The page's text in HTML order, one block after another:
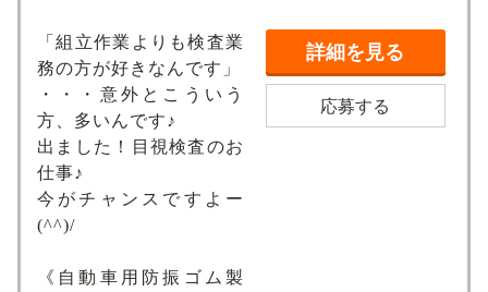
「組立作業よりも検査業
務の方が好きなんです」
・・・意外とこういう
方、多いんです♪
出ました！目視検査のお
仕事♪
今がチャンスですよー
(^^)/
《自動車用防振ゴム製
詳細を見る
応募する